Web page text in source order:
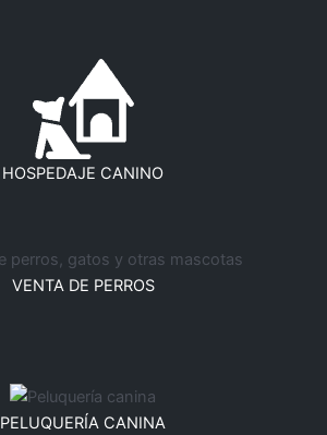
HOSPEDAJE CANINO
VENTA DE PERROS
PELUQUERÍA CANINA